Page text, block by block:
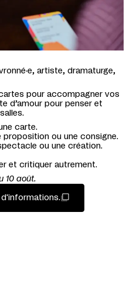
artiste, dramaturge,
pour accompagner vos
d’amour pour penser et
carte.
proposition ou une consigne.
ou une création.
et critiquer autrement.
10 août.